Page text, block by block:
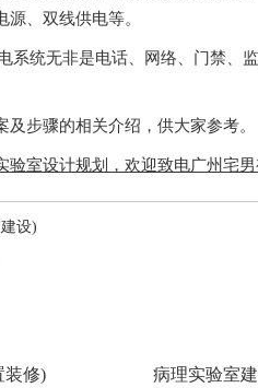
、双线供电等。
无非是电话、网络、门禁
的相关介绍，供大家参考。
室设计规划，欢迎致电广州宅男视
设)
装修) 病理实验室